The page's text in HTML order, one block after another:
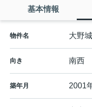
基本情報
物件名 大野
向き 南西
築年月 2001